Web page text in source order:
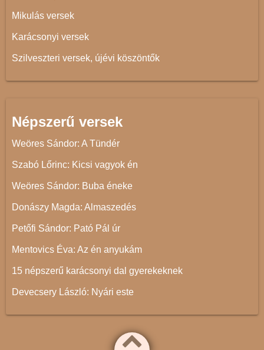
Mikulás versek
Karácsonyi versek
Szilveszteri versek, újévi köszöntők
Népszerű versek
Weöres Sándor: A Tündér
Szabó Lőrinc: Kicsi vagyok én
Weöres Sándor: Buba éneke
Donászy Magda: Almaszedés
Petőfi Sándor: Pató Pál úr
Mentovics Éva: Az én anyukám
15 népszerű karácsonyi dal gyerekeknek
Devecsery László: Nyári este